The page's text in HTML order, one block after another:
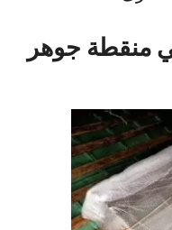
منقطة جوهر